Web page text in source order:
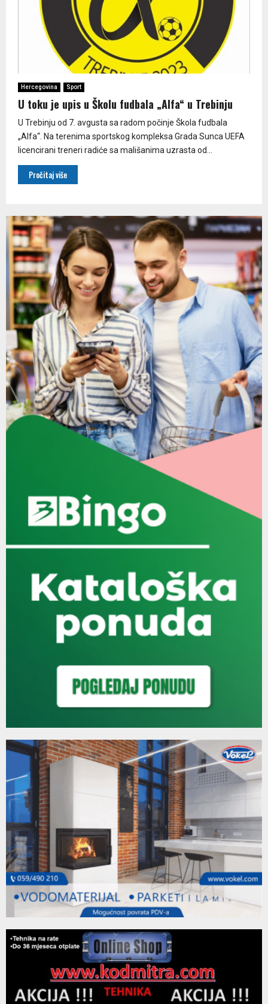
Hercegovina Sport
U toku je upis u Školu fudbala „Alfa“ u Trebinju
U Trebinju od 7. avgusta sa radom počinje Škola fudbala
„Alfa“. Na terenima sportskog kompleksa Grada Sunca UEFA
licencirani treneri radiće sa mališanima uzrasta od...
Pročitaj više